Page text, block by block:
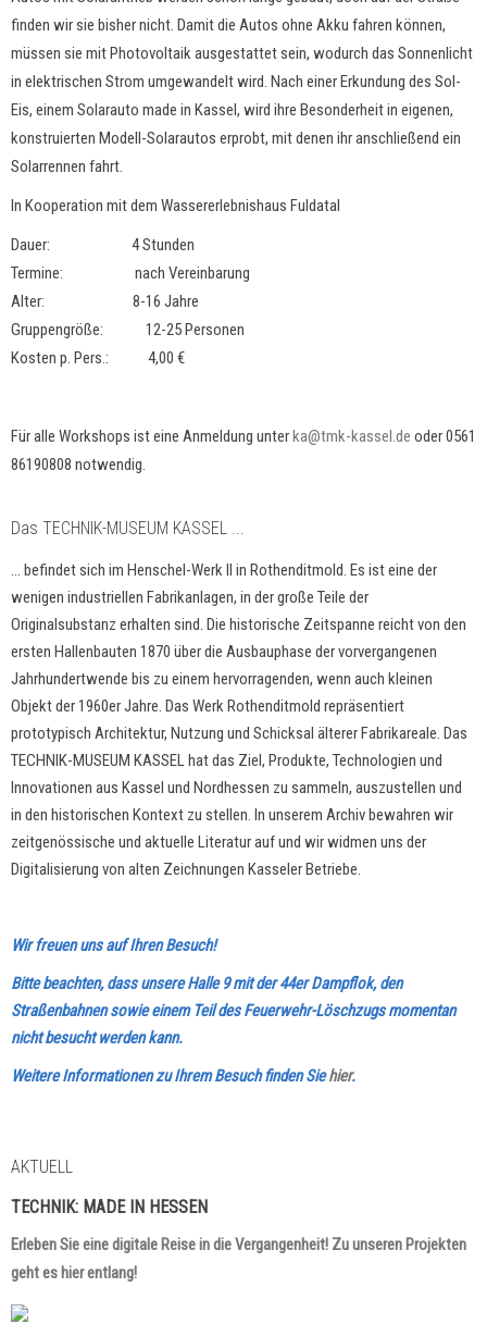
finden wir sie bisher nicht. Damit die Autos ohne Akku fahren können,
müssen sie mit Photovoltaik ausgestattet sein, wodurch das Sonnenlicht
in elektrischen Strom umgewandelt wird. Nach einer Erkundung des Sol-
Eis, einem Solarauto made in Kassel, wird ihre Besonderheit in eigenen,
konstruierten Modell-Solarautos erprobt, mit denen ihr anschließend ein
Solarrennen fahrt.
In Kooperation mit dem Wassererlebnishaus Fuldatal
Dauer: 4 Stunden
Termine: nach Vereinbarung
Alter: 8-16 Jahre
Gruppengröße: 12-25 Personen
Kosten p. Pers.: 4,00 €
Für alle Workshops ist eine Anmeldung unterka@tmk-kassel.de oder 0561
86190808 notwendig.
Das TECHNIK-MUSEUM KASSEL ...
... befindet sich im Henschel-Werk II in Rothenditmold. Es ist eine der
wenigen industriellen Fabrikanlagen, in der große Teile der
Originalsubstanz erhalten sind. Die historische Zeitspanne reicht von den
ersten Hallenbauten 1870 über die Ausbauphase der vorvergangenen
Jahrhundertwende bis zu einem hervorragenden, wenn auch kleinen
Objekt der 1960er Jahre. Das Werk Rothenditmold repräsentiert
prototypisch Architektur, Nutzung und Schicksal älterer Fabrikareale. Das
TECHNIK-MUSEUM KASSEL hat das Ziel, Produkte, Technologien und
Innovationen aus Kassel und Nordhessen zu sammeln, auszustellen und
in den historischen Kontext zu stellen. In unserem Archiv bewahren wir
zeitgenössische und aktuelle Literatur auf und wir widmen uns der
Digitalisierung von alten Zeichnungen Kasseler Betriebe.
Wir freuen uns auf Ihren Besuch!
Bitte beachten, dass unsere Halle 9 mit der 44er Dampflok, den
Straßenbahnen sowie einem Teil des Feuerwehr-Löschzugs momentan
nicht besucht werden kann.
Weitere Informationen zu Ihrem Besuch finden Siehier.
AKTUELL
TECHNIK: MADE IN HESSEN
Erleben Sie eine digitale Reise in die Vergangenheit! Zu unseren Projekten
geht es hier entlang!